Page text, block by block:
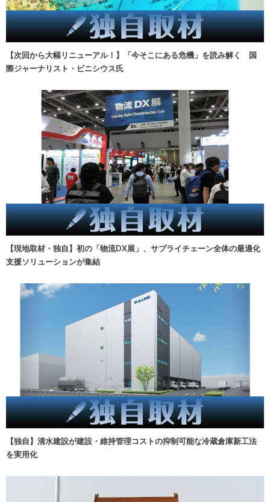
【次回から大幅リニューアル！】「今そこにある危機」を読み解く 国
際ジャーナリスト・ビニシウス氏
【現地取材・独自】初の「物流DX展」、サプライチェーン全体の最適化
支援ソリューションが集結
【独自】清水建設が建設・維持管理コストの抑制可能な冷蔵倉庫新工法
を実用化